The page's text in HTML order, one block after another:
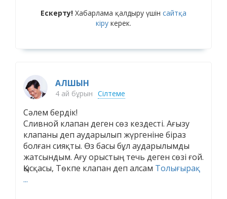
Ескерту! Хабарлама қалдыру үшін сайтқа
кіру керек.
АЛШЫН
4 ай бұрын Сілтеме
Сәлем бердік!
Сливной клапан деген сөз кездесті. Ағызу
клапаны деп аударылып жүргеніне біраз
болған сияқты. Өз басы бұл аударылымды
жатсындым. Ағу орыстың течь деген сөзі ғой.
Қысқасы, Төкпе клапан деп алсам Толығырақ
...